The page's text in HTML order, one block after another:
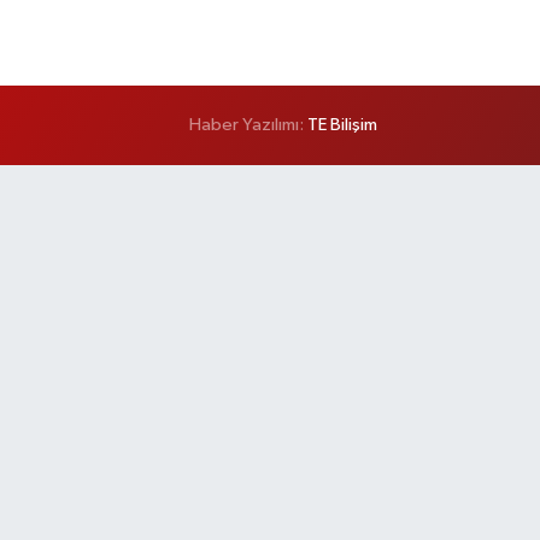
Haber Yazılımı: TE Bilişim